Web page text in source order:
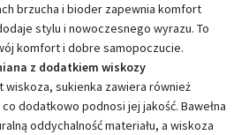
brzucha i bioder zapewnia komfort
stylu i nowoczesnego wyrazu. To
komfort i dobre samopoczucie.
z dodatkiem wiskozy
wiskoza, sukienka zawiera również
dodatkowo podnosi jej jakość. Bawełna
oddychalność materiału, a wiskoza